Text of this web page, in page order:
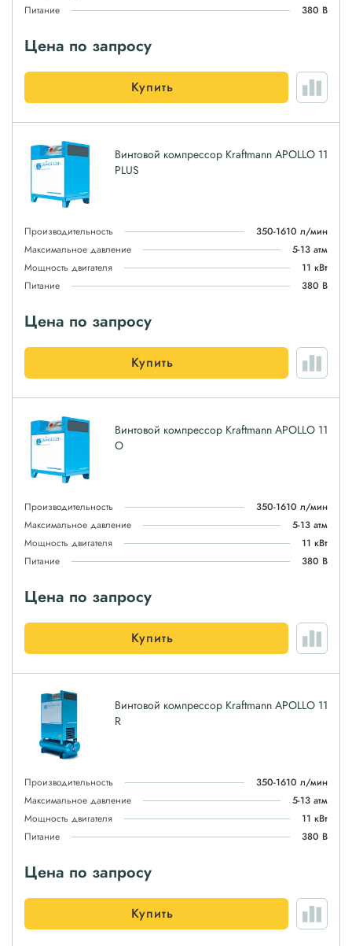
Питание
380 В
Цена по запросу
Купить
Винтовой компрессор Kraftmann APOLLO 11
PLUS
Производительность
350-1610 л/мин
Максимальное давление
5-13 атм
Мощность двигателя
11 кВт
Питание
380 В
Цена по запросу
Купить
Винтовой компрессор Kraftmann APOLLO 11
O
Производительность
350-1610 л/мин
Максимальное давление
5-13 атм
Мощность двигателя
11 кВт
Питание
380 В
Цена по запросу
Купить
Винтовой компрессор Kraftmann APOLLO 11
R
Производительность
350-1610 л/мин
Максимальное давление
5-13 атм
Мощность двигателя
11 кВт
Питание
380 В
Цена по запросу
Купить